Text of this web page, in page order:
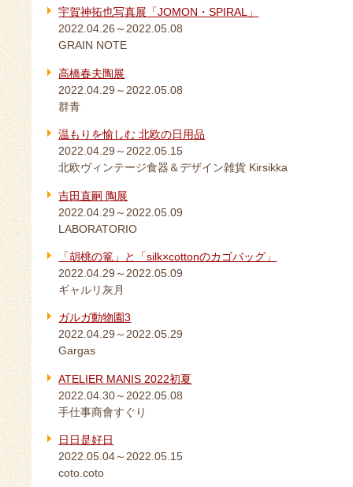
宇賀神拓也写真展「JOMON・SPIRAL」
2022.04.26～2022.05.08
GRAIN NOTE
高橋春夫陶展
2022.04.29～2022.05.08
群青
温もりを愉しむ 北欧の日用品
2022.04.29～2022.05.15
北欧ヴィンテージ食器＆デザイン雑貨 Kirsikka
吉田直嗣 陶展
2022.04.29～2022.05.09
LABORATORIO
「胡桃の篭」と「silk×cottonのカゴバッグ」
2022.04.29～2022.05.09
ギャルリ灰月
ガルガ動物園3
2022.04.29～2022.05.29
Gargas
ATELIER MANIS 2022初夏
2022.04.30～2022.05.08
手仕事商會すぐり
日日是好日
2022.05.04～2022.05.15
coto.coto